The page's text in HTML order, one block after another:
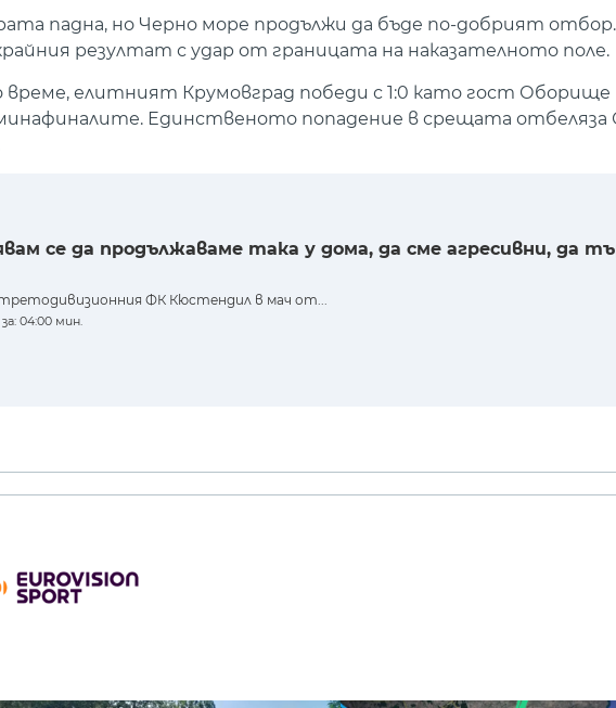
падна, но Черно море продължи да бъде по-добрият
резултат с удар от границата на наказателното поле.
елитният Крумовград победи с 1:0 като гост Оборище
Единственото попадение в срещата отбеляза
се да продължаваме така у дома, да сме агресивни, да
ФК Кюстендил в мач от...
04:00 мин.